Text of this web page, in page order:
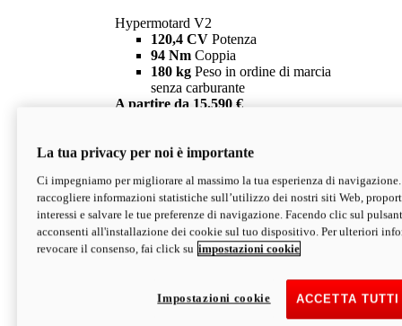
Hypermotard V2
120,4 CV Potenza
94 Nm Coppia
180 kg Peso in ordine di marcia
senza carburante
A partire da 15.590 €
V2 SP
Hypermotard V2 SP
120,4 CVPotenza
94 NmCoppia
177 kgPeso in ordine di marcia
senza carburante
Depotenziata 35 kW: 18.890 € i
configura scopri di più
La tua privacy per noi è importante
Ci impegniamo per migliorare al massimo la tua esperienza di
raccogliere informazioni statistiche sull’utilizzo dei nostri siti Web,
interessi e salvare le tue preferenze di navigazione. Facendo clic sul
acconsenti all'installazione dei cookie sul tuo dispositivo. Per ulteriori
revocare il consenso, fai click su impostazioni cookie
ACCETTA
Impostazioni cookie